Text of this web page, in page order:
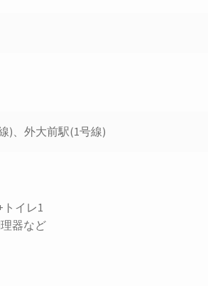
)、外大前駅(1号線)
イレ1
器など